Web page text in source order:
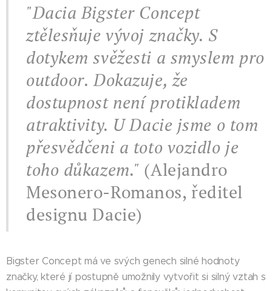
"Dacia Bigster Concept
ztělesňuje vývoj značky. S
dotykem svěžesti a smyslem pro
outdoor. Dokazuje, že
dostupnost není protikladem
atraktivity. U Dacie jsme o tom
přesvědčeni a toto vozidlo je
toho důkazem." (Alejandro
Mesonero-Romanos, ředitel
designu Dacie)
Bigster Concept má ve svých genech silné hodnoty
značky, které jí postupně umožnily vytvořit si silný vztah s